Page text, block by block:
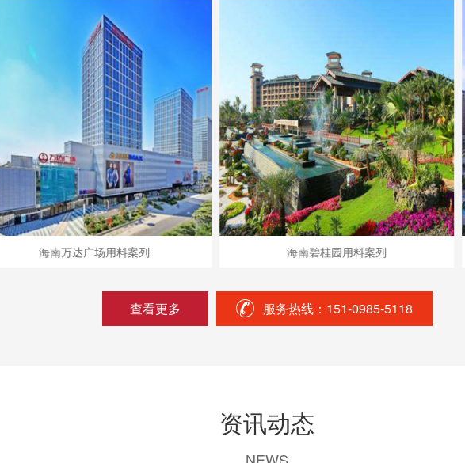
海南万达广场用料案列 海南碧桂园用料案列
查看更多 服务热线：151-0985-5118
资讯动态